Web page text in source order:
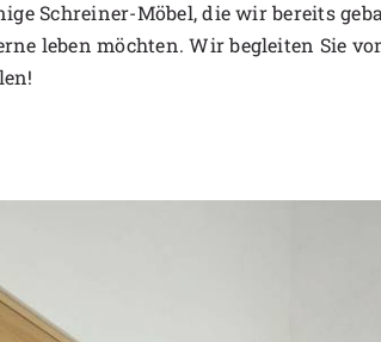
Schreiner-Möbel, die wir bereits
leben möchten. Wir begleiten Sie